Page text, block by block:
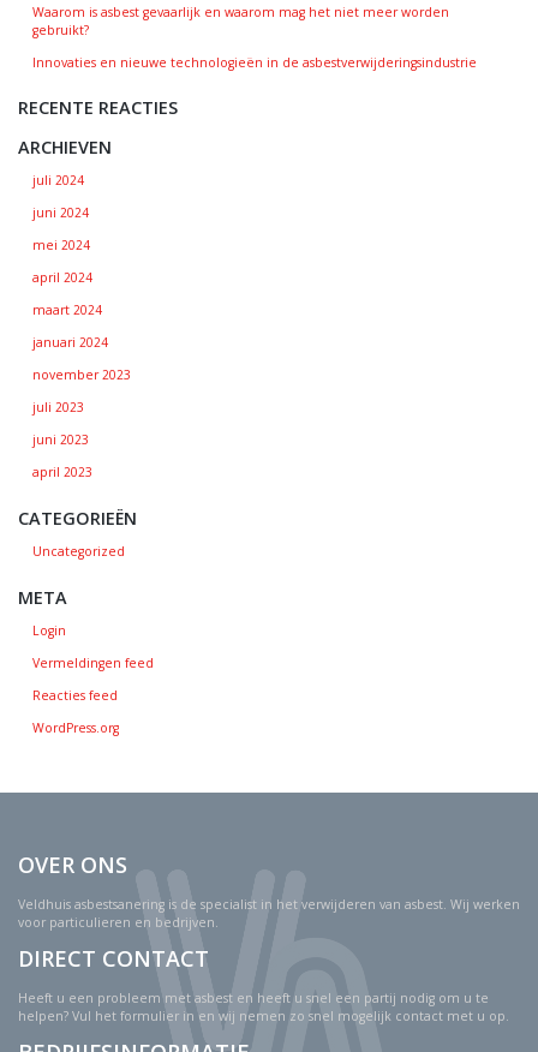
Waarom is asbest gevaarlijk en waarom mag het niet meer worden
gebruikt?
Innovaties en nieuwe technologieën in de asbestverwijderingsindustrie
RECENTE REACTIES
ARCHIEVEN
juli 2024
juni 2024
mei 2024
april 2024
maart 2024
januari 2024
november 2023
juli 2023
juni 2023
april 2023
CATEGORIEËN
Uncategorized
META
Login
Vermeldingen feed
Reacties feed
WordPress.org
OVER ONS
Veldhuis asbestsanering is de specialist in het verwijderen van asbest. Wij werken
voor particulieren en bedrijven.
DIRECT CONTACT
Heeft u een probleem met asbest en heeft u snel een partij nodig om u te
helpen? Vul het formulier in en wij nemen zo snel mogelijk contact met u op.